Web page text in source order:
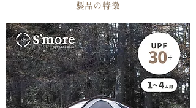
​製品の特徴